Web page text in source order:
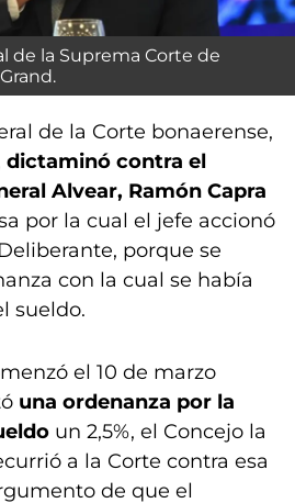
de la Suprema Corte de
de la Corte bonaerense,
dictaminó contra el
Alvear, Ramón Capra
por la cual el jefe accionó
porque se
con la cual se había
sueldo.
el 10 de marzo
una ordenanza por la
un 2,5%, el Concejo la
a la Corte contra esa
de que el